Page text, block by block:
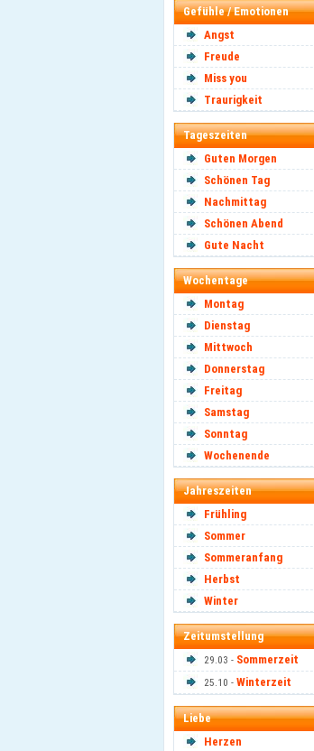
Gefühle / Emotionen
Angst
Freude
Miss you
Traurigkeit
Tageszeiten
Guten Morgen
Schönen Tag
Nachmittag
Schönen Abend
Gute Nacht
Wochentage
Montag
Dienstag
Mittwoch
Donnerstag
Freitag
Samstag
Sonntag
Wochenende
Jahreszeiten
Frühling
Sommer
Sommeranfang
Herbst
Winter
Zeitumstellung
29.03 - Sommerzeit
25.10 - Winterzeit
Liebe
Herzen